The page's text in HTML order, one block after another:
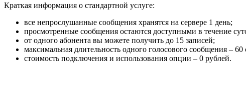
Краткая информация о стандартной услуге:
все непрослушанные сообщения хранятся на сервере 1 день;
просмотренные сообщения остаются доступными в течение
от одного абонента вы можете получить до 15 записей;
максимальная длительность одного голосового сообщения – 60
стоимость подключения и использования опции – 0 рублей.